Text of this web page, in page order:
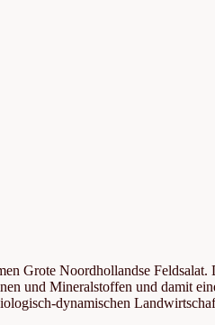
Grote Noordhollandse
und Mineralstoffen und damit
dynamischen